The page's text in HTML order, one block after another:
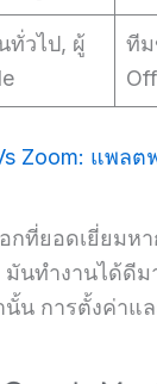
ทั่วไป, ผู้
ที
Zoom: แพล
อกที่ยอดเยี่ยม
ทำงานได้ดีม
น การตั้งค่าแ